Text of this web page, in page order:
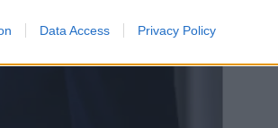
Data Access Privacy Policy